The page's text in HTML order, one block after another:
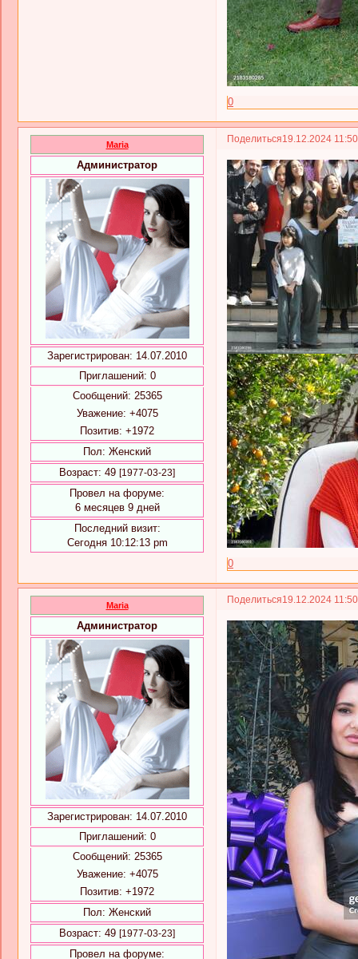
0
Поделиться19.12.2024
Maria
Администратор
Зарегистрирован: 14.07.2010
Приглашений: 0
Сообщений: 25365
Уважение: +4075
Позитив: +1972
Пол: Женский
Возраст: 49 [1977-03-23]
Провел на форуме:
6 месяцев 9 дней
Последний визит:
Сегодня 10:12:13 pm
0
Поделиться19.12.2024
Maria
Администратор
Зарегистрирован: 14.07.2010
Приглашений: 0
Сообщений: 25365
Уважение: +4075
Позитив: +1972
Пол: Женский
Возраст: 49 [1977-03-23]
Провел на форуме: